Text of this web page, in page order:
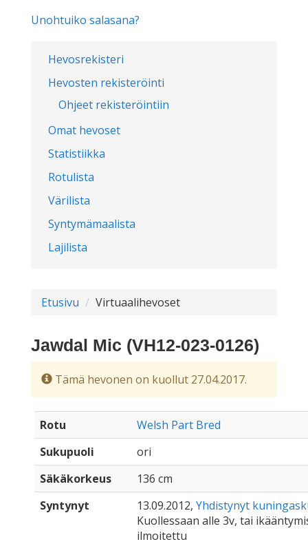
Hevosrekisteri
Hevosten rekisteröinti
Ohjeet rekisteröintiin
Omat hevoset
Statistiikka
Rotulista
Värilista
Syntymämaalista
Lajilista
Unohtuiko salasana?
Etusivu Virtuaalihevoset
Jawdal Mic (VH12-023-0126)
Tämä hevonen on kuollut 27.04.2017.
Rotu
Welsh Part Bred
Sukupuoli
ori
Säkäkorkeus
136 cm
Syntynyt
13.09.2012, Yhdistynyt
Kuollessaan alle 3v, tai
ilmoitettu